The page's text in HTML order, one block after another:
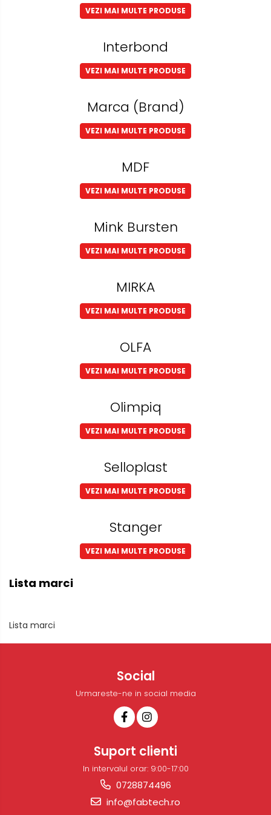
VEZI MAI MULTE PRODUSE
Interbond
VEZI MAI MULTE PRODUSE
Marca (Brand)
VEZI MAI MULTE PRODUSE
MDF
VEZI MAI MULTE PRODUSE
Mink Bursten
VEZI MAI MULTE PRODUSE
MIRKA
VEZI MAI MULTE PRODUSE
OLFA
VEZI MAI MULTE PRODUSE
Olimpiq
VEZI MAI MULTE PRODUSE
Selloplast
VEZI MAI MULTE PRODUSE
Stanger
VEZI MAI MULTE PRODUSE
Lista marci
Lista marci
Social
Urmareste-ne in social media
Suport clienti
In intervalul orar: 9:00-17:00
0728874496
info@fabtech.ro